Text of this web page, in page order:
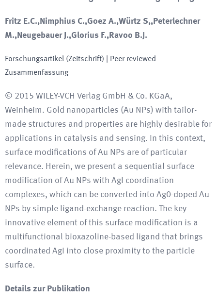
Fritz E.C.,Nimphius C.,Goez A.,Würtz S,,Peterlechner
M.,Neugebauer J.,Glorius F.,Ravoo B.J.
Forschungsartikel (Zeitschrift) | Peer reviewed
Zusammenfassung
© 2015 WILEY-VCH Verlag GmbH & Co. KGaA,
Weinheim. Gold nanoparticles (Au NPs) with tailor-
made structures and properties are highly desirable for
applications in catalysis and sensing. In this context,
surface modifications of Au NPs are of particular
relevance. Herein, we present a sequential surface
modification of Au NPs with AgI coordination
complexes, which can be converted into Ag0-doped Au
NPs by simple ligand-exchange reaction. The key
innovative element of this surface modification is a
multifunctional bioxazoline-based ligand that brings
coordinated AgI into close proximity to the particle
surface.
Details zur Publikation